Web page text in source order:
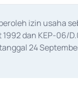
izin usaha
1992 dan KEP-
24